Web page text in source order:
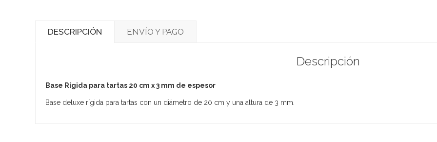
DESCRIPCIÓN ENVÍO Y PAGO
Descripción
Base Rígida para tartas 20 cm x 3 mm de espesor
Base deluxe rígida para tartas con un diámetro de 20 cm y una altura de 3 mm.